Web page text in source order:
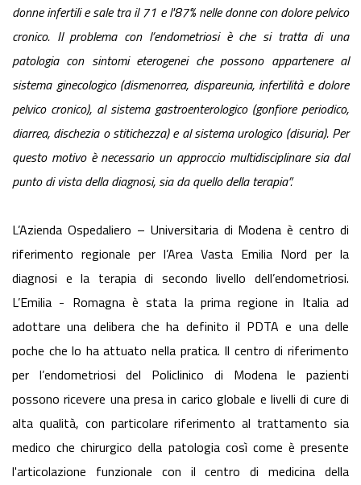
donneinfertili e sale tra il 71 e l'87% nelle donne con dolore pelvico
cronico. Il problema con l’endometriosi è che si tratta di una
patologia con sintomi eterogenei che possono appartenere al
sistema ginecologico (dismenorrea, dispareunia, infertilità e dolore
pelvico cronico), al sistema gastroenterologico (gonfiore periodico,
diarrea, dischezia o stitichezza) e al sistema urologico (disuria). Per
questo motivo è necessario un approccio multidisciplinare sia dal
punto di vista della diagnosi, sia da quello dellaterapia”.
L’Azienda Ospedaliero – Universitaria di Modena è centro di
riferimento regionale per l’Area Vasta Emilia Nord per la
diagnosi e la terapia di secondo livello dell’endometriosi.
L’Emilia - Romagna è stata la prima regione in Italia ad
adottare una delibera che ha definito il PDTA e una delle
poche che lo ha attuato nella pratica. Il centro di riferimento
per l’endometriosi del Policlinico di Modena le pazienti
possono ricevere una presa in carico globale e livelli di cure di
alta qualità, con particolare riferimento al trattamento sia
medico che chirurgico della patologia così come è presente
l'articolazione funzionale con il centro di medicina della